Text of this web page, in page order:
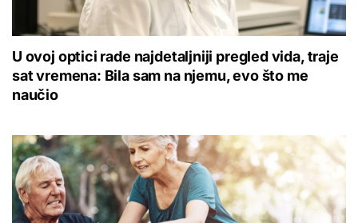
U ovoj optici rade najdetaljniji pregled vida, traje
sat vremena: Bila sam na njemu, evo što me
naučio